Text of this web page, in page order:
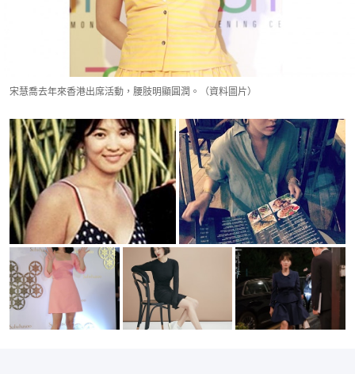
宋慧喬去年來香港出席活動，腰肢明顯圓潤。（資料圖片）